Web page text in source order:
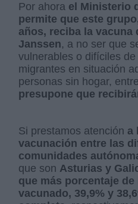
Por ahora el Ministerio
permite que este
años, reciba la vacuna
Janssen, a no ser que
vulnerables o difíciles
migrantes en situación
personas sin hogar,
presupone que
Si prestamos atención a
vacunación entre las
comunidades
que son Asturias y
que más porcentaje
vacunado, 39,9% y